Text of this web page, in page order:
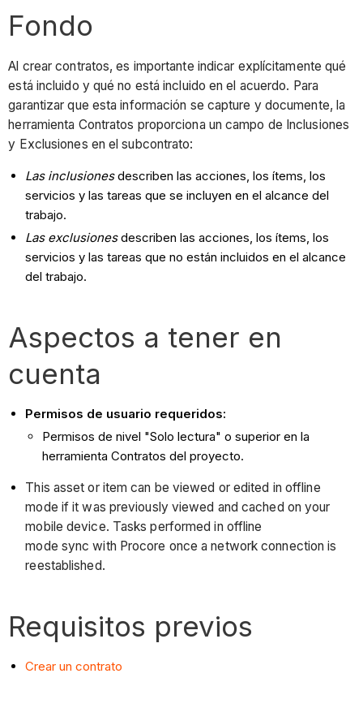
Fondo
Al crear contratos, es importante indicar explícitamente qué
está incluido y qué no está incluido en el acuerdo. Para
garantizar que esta información se capture y documente, la
herramienta Contratos proporciona un campo de Inclusiones
y Exclusiones en el subcontrato:
Las inclusionesdescriben las acciones, los ítems, los
servicios y las tareas que se incluyen en el alcance del
trabajo.
Las exclusionesdescriben las acciones, los ítems, los
servicios y las tareas que no están incluidos en el alcance
del trabajo.
Aspectos a tener en
cuenta
Permisos de usuario requeridos:
Permisos de nivel "Solo lectura" o superior en la
herramienta Contratos del proyecto.
This asset or item can be viewed or edited in offline
mode if it was previously viewed and cached on your
mobile device. Tasks performed in offline
mode sync with Procore once a network connection is
reestablished.
Requisitos previos
Crear un contrato